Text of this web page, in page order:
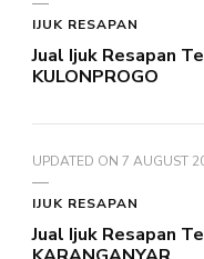
IJUK RESAPAN
Jual Ijuk Resapan
KULONPROGO
UPDATED ON 7 AUGUST
IJUK RESAPAN
Jual Ijuk Resapan